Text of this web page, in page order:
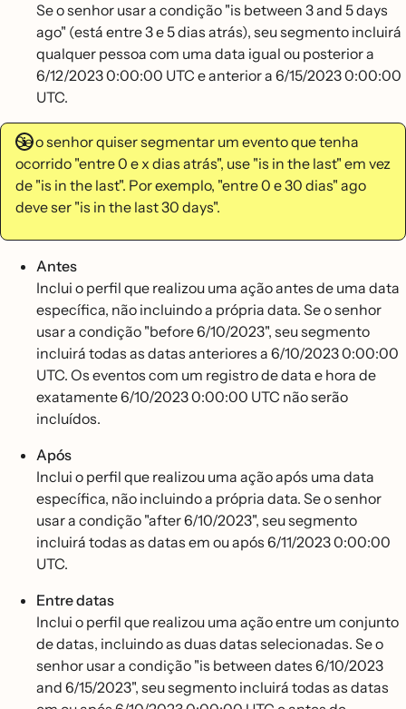
Se o senhor usar a condição "is between 3 and 5 days
ago" (está entre 3 e 5 dias atrás), seu segmento incluirá
qualquer pessoa com uma data igual ou posterior a
6/12/2023 0:00:00 UTC e anterior a 6/15/2023 0:00:00
UTC.
Se o senhor quiser segmentar um evento que tenha
ocorrido "entre 0 e x dias atrás", use "is in the last" em vez
de "is in the last". Por exemplo, "entre 0 e 30 dias" ago
deve ser "is in the last 30 days".
Antes
Inclui o perfil que realizou uma ação antes de uma data
específica, não incluindo a própria data. Se o senhor
usar a condição "before 6/10/2023", seu segmento
incluirá todas as datas anteriores a 6/10/2023 0:00:00
UTC. Os eventos com um registro de data e hora de
exatamente 6/10/2023 0:00:00 UTC não serão
incluídos.
Após
Inclui o perfil que realizou uma ação após uma data
específica, não incluindo a própria data. Se o senhor
usar a condição "after 6/10/2023", seu segmento
incluirá todas as datas em ou após 6/11/2023 0:00:00
UTC.
Entre datas
Inclui o perfil que realizou uma ação entre um conjunto
de datas, incluindo as duas datas selecionadas. Se o
senhor usar a condição "is between dates 6/10/2023
and 6/15/2023", seu segmento incluirá todas as datas